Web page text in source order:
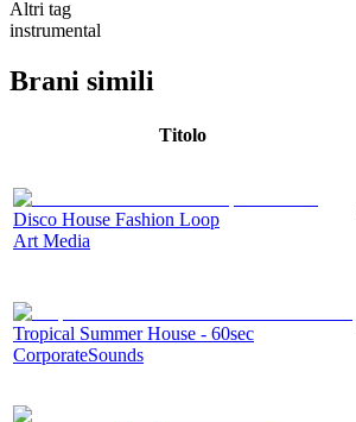
Altri tag
instrumental
Brani simili
Titolo
Disco House Fashion Loop
Art Media
Tropical Summer House - 60sec
CorporateSounds